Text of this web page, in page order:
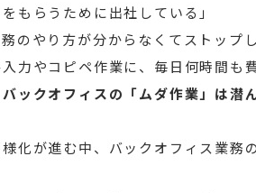
もらうために出社している」
のやり方が分からなくてストップ
力やコピペ作業に、毎日何時間も
ックオフィスの「ムダ作業」は潜
化が進む中、バックオフィス業務